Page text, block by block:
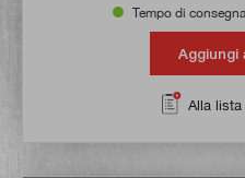
Tempo di
Aggiungi
Alla